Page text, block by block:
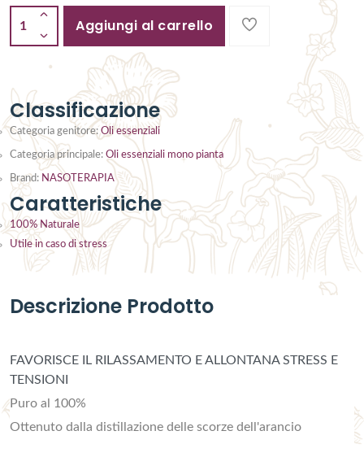
1 Aggiungi al carrello
Classificazione
Categoria genitore: Oli essenziali
Categoria principale: Oli essenziali mono pianta
Brand: NASOTERAPIA
Caratteristiche
100% Naturale
Utile in caso di stress
Descrizione Prodotto
FAVORISCE IL RILASSAMENTO E ALLONTANA STRESS E
TENSIONI
Puro al 100%
Ottenuto dalla distillazione delle scorze dell'arancio